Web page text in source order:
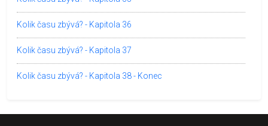
Kolik času zbývá? - Kapitola 36
Kolik času zbývá? - Kapitola 37
Kolik času zbývá? - Kapitola 38 - Konec